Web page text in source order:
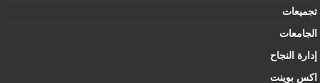
تجميعات
الجامعات
إدارة النجاح
اكس بوينت